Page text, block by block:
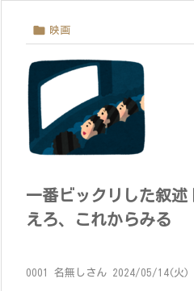
 映画
一番ビックリした叙述
えろ、これからみる
0001 名無しさん 2024/05/14(